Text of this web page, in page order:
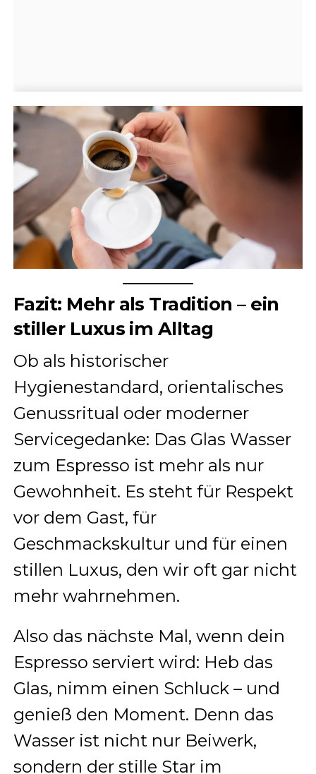
Fazit: Mehr als Tradition – ein
stiller Luxus im Alltag
Ob als historischer
Hygienestandard, orientalisches
Genussritual oder moderner
Servicegedanke: Das Glas Wasser
zum Espresso ist mehr als nur
Gewohnheit. Es steht für Respekt
vor dem Gast, für
Geschmackskultur und für einen
stillen Luxus, den wir oft gar nicht
mehr wahrnehmen.
Also das nächste Mal, wenn dein
Espresso serviert wird: Heb das
Glas, nimm einen Schluck – und
genieß den Moment. Denn das
Wasser ist nicht nur Beiwerk,
sondern der stille Star im